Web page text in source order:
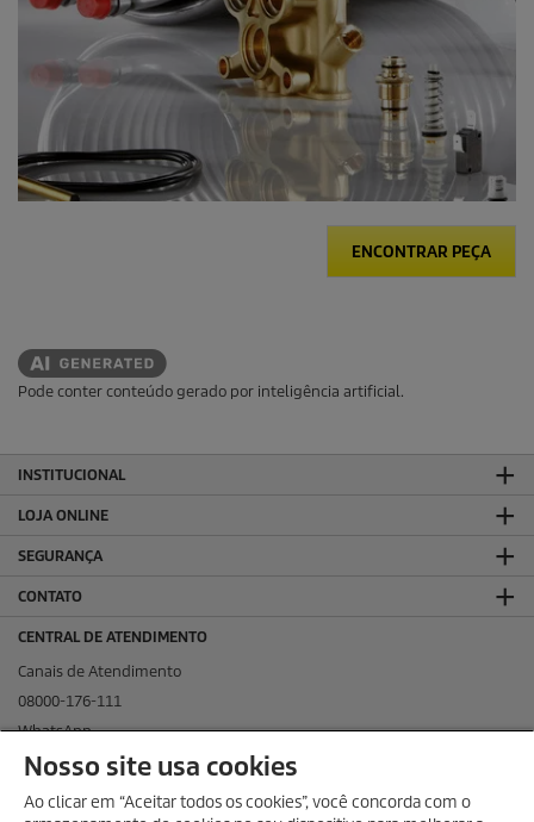
ENCONTRAR PEÇA
Pode conter conteúdo gerado por inteligência artificial.
INSTITUCIONAL
LOJA ONLINE
SEGURANÇA
CONTATO
CENTRAL DE ATENDIMENTO
Canais de Atendimento
08000-176-111
WhatsApp
KÄRCHER NAS REDES SOCIAIS
Nosso site usa cookies
Ao clicar em “Aceitar todos os cookies”, você concorda com o